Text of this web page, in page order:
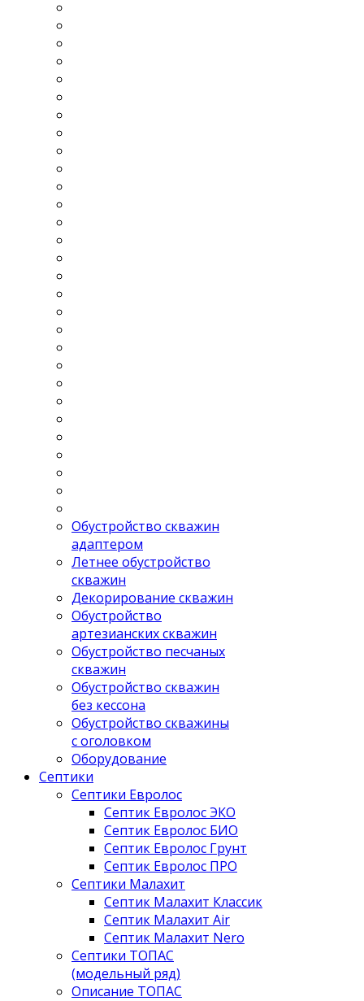
Обустройство скважин
адаптером
Летнее обустройство
скважин
Декорирование скважин
Обустройство
артезианских скважин
Обустройство песчаных
скважин
Обустройство скважин
без кессона
Обустройство скважины
с оголовком
Оборудование
Септики
Септики Евролос
Септик Евролос ЭКО
Септик Евролос БИО
Септик Евролос Грунт
Септик Евролос ПРО
Септики Малахит
Септик Малахит Классик
Септик Малахит Air
Септик Малахит Nero
Септики ТОПАС
(модельный ряд)
Описание ТОПАС